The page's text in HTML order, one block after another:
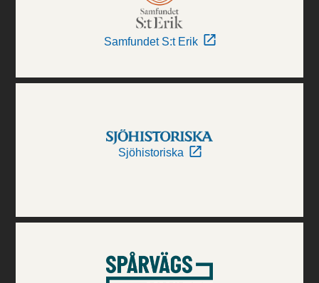
Samfundet S:t Erik
Sjöhistoriska